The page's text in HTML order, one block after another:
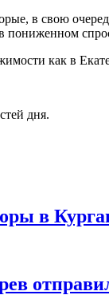
в свою
как в
дня.
в